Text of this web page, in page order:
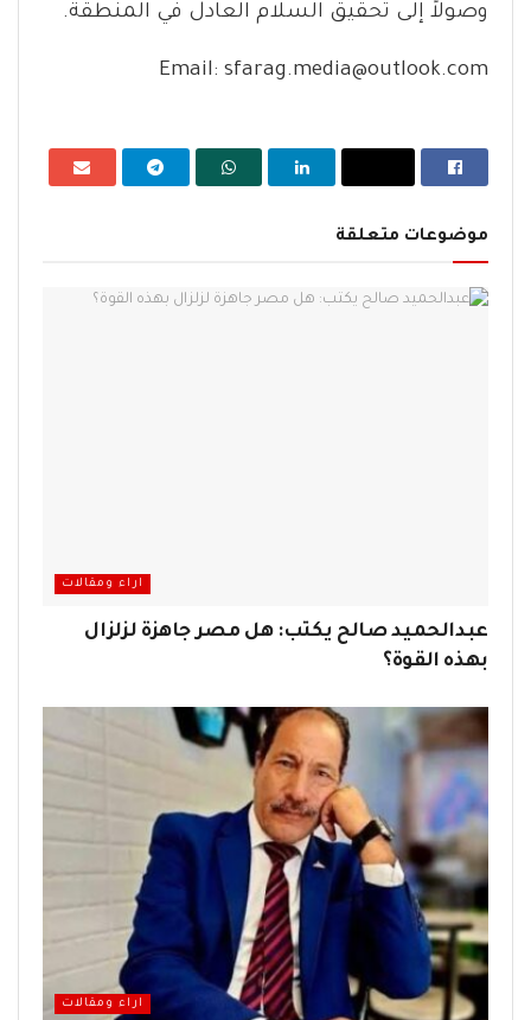
وصولاً إلى تحقيق السلام العادل في المنطقة.
Email: sfarag.media@outlook.com
موضوعات متعلقة
اراء ومقالات
عبدالحميد صالح يكتب: هل مصر جاهزة لزلزال
بهذه القوة؟
اراء ومقالات